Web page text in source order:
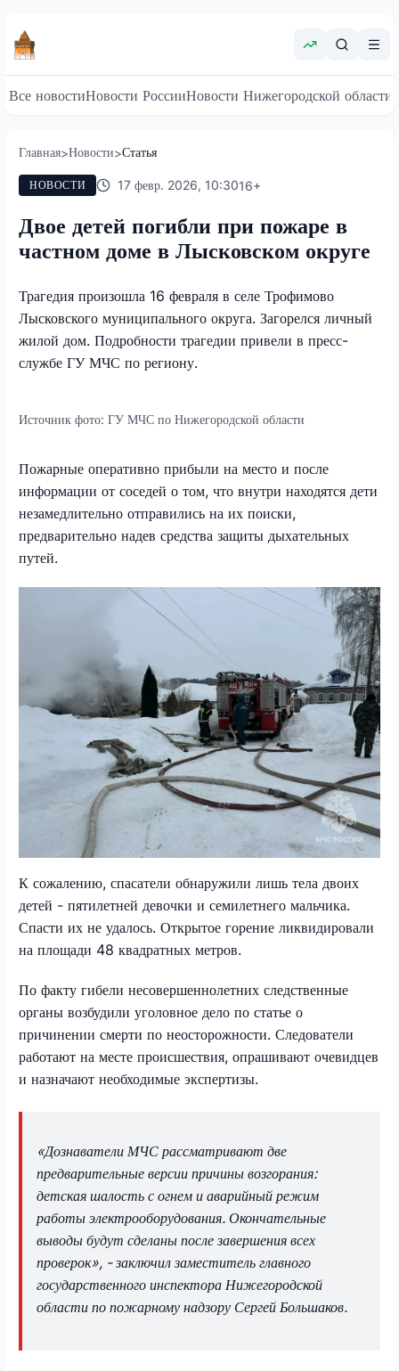
Все новостиНовости РоссииНовости Нижегородской области
Главная>Новости>Статья
НОВОСТИ 17 февр. 2026, 10:3016+
Двое детей погибли при пожаре в
частном доме в Лысковском округе
Трагедия произошла 16 февраля в селе Трофимово
Лысковского муниципального округа. Загорелся личный
жилой дом. Подробности трагедии привели в пресс-
службе ГУ МЧС по региону.
Источник фото: ГУ МЧС по Нижегородской области
Пожарные оперативно прибыли на место и после
информации от соседей о том, что внутри находятся дети
незамедлительно отправились на их поиски,
предварительно надев средства защиты дыхательных
путей.
К сожалению, спасатели обнаружили лишь тела двоих
детей - пятилетней девочки и семилетнего мальчика.
Спасти их не удалось. Открытое горение ликвидировали
на площади 48 квадратных метров.
По факту гибели несовершеннолетних следственные
органы возбудили уголовное дело по статье о
причинении смерти по неосторожности. Следователи
работают на месте происшествия, опрашивают очевидцев
и назначают необходимые экспертизы.
«Дознаватели МЧС рассматривают две
предварительные версии причины возгорания:
детская шалость с огнем и аварийный режим
работы электрооборудования. Окончательные
выводы будут сделаны после завершения всех
проверок», - заключил заместитель главного
государственного инспектора Нижегородской
области по пожарному надзору Сергей Большаков.